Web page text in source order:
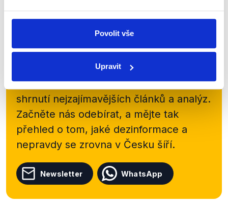
Povolit vše
Upravit
Zůstaňme v kontaktu
Přihlaste se k odběru našeho
newsletteru nebowhatsappového
kanálu, kde pravidelně přinášíme
shrnutí nejzajímavějších článků a analýz.
Začněte nás odebírat, a mějte tak
přehled o tom, jaké dezinformace a
nepravdy se zrovna v Česku šíří.
Newsletter WhatsApp